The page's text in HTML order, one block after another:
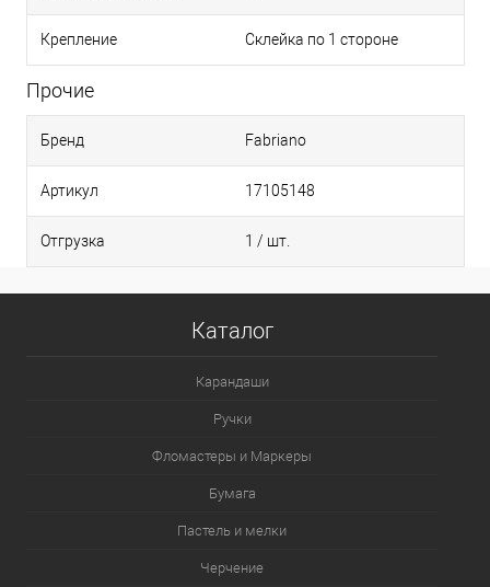
Крепление Склейка по 1 стороне
Прочие
Бренд Fabriano
Артикул 17105148
Отгрузка 1 / шт.
Каталог
Карандаши
Ручки
Фломастеры и Маркеры
Бумага
Пастель и мелки
Черчение